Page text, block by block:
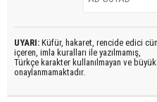
UYARI: Küfür, hakaret, rencide edici
içeren, imla kuralları ile yazılmamış,
Türkçe karakter kullanılmayan ve
onaylanmamaktadır.